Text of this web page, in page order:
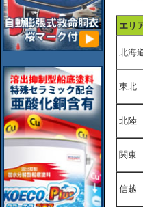
エリ
北海
東北
北陸
関東
信越